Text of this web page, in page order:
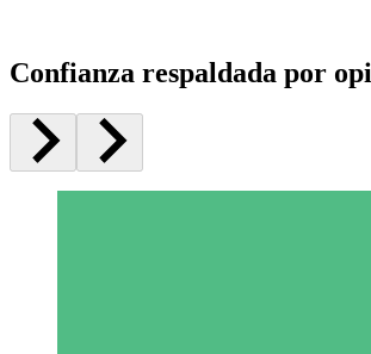
Confianza respaldada por